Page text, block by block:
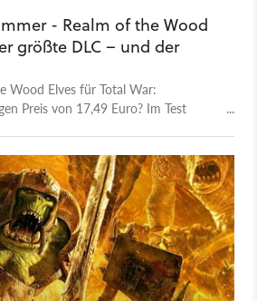
- Realm of the Wood
größte DLC – und der
Wood Elves für Total War:
Preis von 17,49 Euro? Im Test